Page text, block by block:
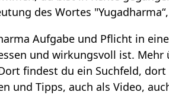
des Wortes
Aufgabe und Pflicht in
und wirkungsvoll ist.
findest du ein Suchfeld, dort
und Tipps, auch als Video,